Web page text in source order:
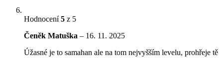
Hodnocení5 z 5
Čeněk Matuška – 16. 11. 2025
Úžasné je to samahan ale na tom nejvyšším levelu, prohřeje tě